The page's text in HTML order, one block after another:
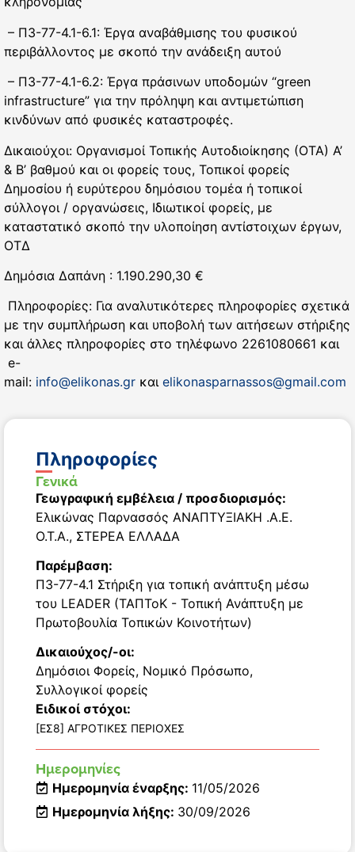
– Π3-77-4.1-6.1: Έργα αναβάθμισης του φυσικού
περιβάλλοντος με σκοπό την ανάδειξη αυτού
– Π3-77-4.1-6.2: Έργα πράσινων υποδομών “green
infrastructure” για την πρόληψη και αντιμετώπιση
κινδύνων από φυσικές καταστροφές.
Δικαιούχοι: Οργανισμοί Τοπικής Αυτοδιοίκησης (ΟΤΑ) Α’
& Β’ βαθμού και οι φορείς τους, Τοπικοί φορείς
Δημοσίου ή ευρύτερου δημόσιου τομέα ή τοπικοί
σύλλογοι / οργανώσεις, Ιδιωτικοί φορείς, με
καταστατικό σκοπό την υλοποίηση αντίστοιχων έργων,
ΟΤΔ
Δημόσια Δαπάνη : 1.190.290,30 €
Πληροφορίες: Για αναλυτικότερες πληροφορίες σχετικά
με την συμπλήρωση και υποβολή των αιτήσεων στήριξης
και άλλες πληροφορίες στο τηλέφωνο 2261080661 και
e-
mail: info@elikonas.gr και elikonasparnassos@gmail.com
Πληροφορίες
Γενικά
Γεωγραφική εμβέλεια / προσδιορισμός:
Ελικώνας Παρνασσός ΑΝΑΠΤΥΞΙΑΚΗ .Α.Ε.
Ο.Τ.Α., ΣΤΕΡΕΑ ΕΛΛΑΔΑ
Παρέμβαση:
Π3-77-4.1 Στήριξη για τοπική ανάπτυξη μέσω
του LEADER (ΤΑΠΤοΚ - Τοπική Ανάπτυξη με
Πρωτοβουλία Τοπικών Κοινοτήτων)
Δικαιούχος/-οι:
Δημόσιοι Φορείς, Νομικό Πρόσωπο,
Συλλογικοί φορείς
Ειδικοί στόχοι:
[ΕΣ8] ΑΓΡΟΤΙΚΕΣ ΠΕΡΙΟΧΕΣ
Ημερομηνίες
Ημερομηνία έναρξης: 11/05/2026
Ημερομηνία λήξης: 30/09/2026